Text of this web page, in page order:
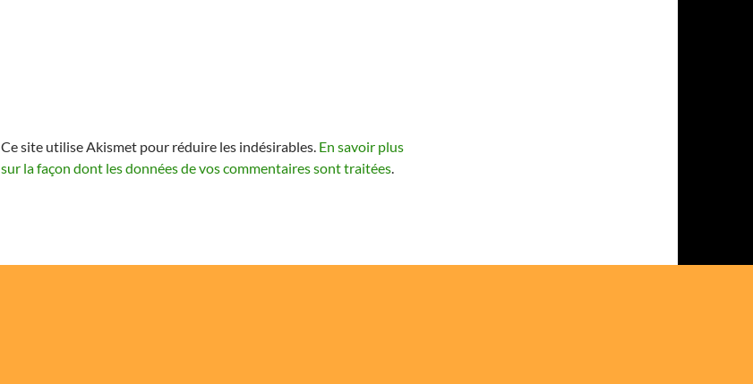
Ce site utilise Akismet pour réduire les indésirables. En savoir plus
sur la façon dont les données de vos commentaires sont traitées.